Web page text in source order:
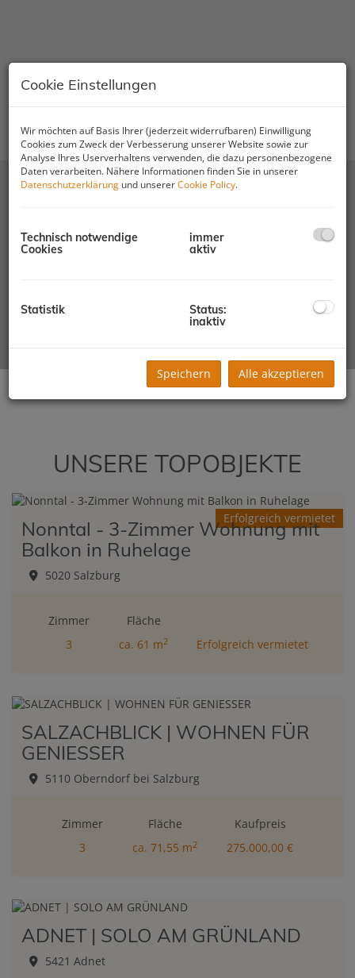
Die Realwert Immobilientreuhand GmbH ist Ihr Salzburger
Team unterstützt Sie mit Erfahrung, Kompetenz und Know-
How – von der Privatimmobilie bis zum Gewerbeobjekt.
UNSERE TOPOBJEKTE
Erfolgreich vermietet
Nonntal - 3-Zimmer Wohnung mit
Balkon in Ruhelage
5020 Salzburg
Zimmer
3
Fläche
ca. 61 m2 Erfolgreich vermietet
SALZACHBLICK | WOHNEN FÜR
GENIESSER
5110 Oberndorf bei Salzburg
Zimmer
3
Fläche
ca. 71,55 m2
Kaufpreis
275.000,00 €
ADNET | SOLO AM GRÜNLAND
5421 Adnet
Cookie Einstellungen
Wir möchten auf Basis Ihrer (jederzeit widerrufbaren) Einwilligung
Cookies zum Zweck der Verbesserung unserer Website sowie zur
Analyse Ihres Userverhaltens verwenden, die dazu personenbezogene
Daten verarbeiten. Nähere Informationen finden Sie in unserer
Datenschutzerklärung und unsererCookie Policy.
Technisch notwendige
Cookies
immer
aktiv
Statistik
Status:
inaktiv
Speichern Alle akzeptieren